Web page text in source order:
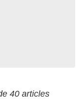
40 articles